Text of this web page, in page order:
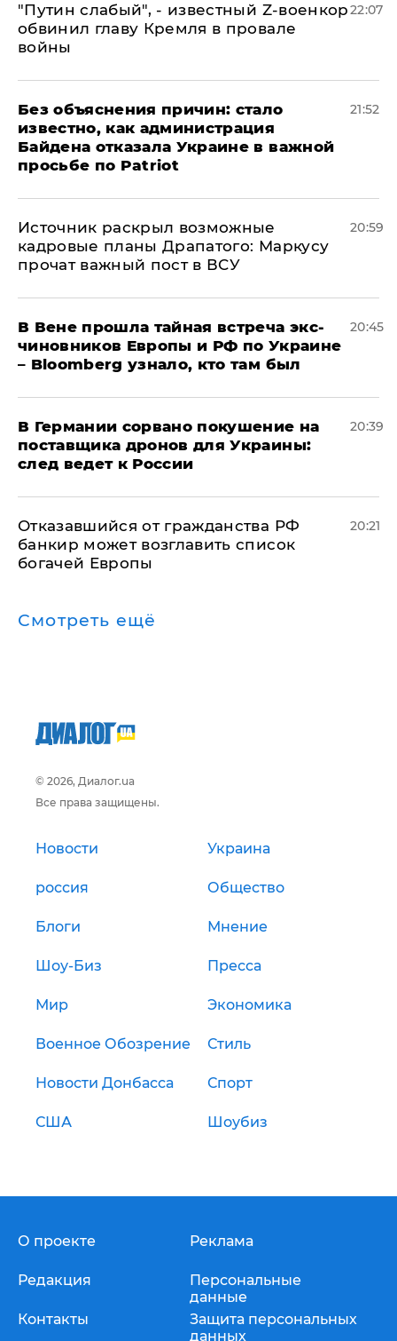
​"Путин слабый", - известный Z-военкор
обвинил главу Кремля в провале
войны
22:07
Без объяснения причин: стало
известно, как администрация
Байдена отказала Украине в важной
просьбе по Patriot
21:52
​Источник раскрыл возможные
кадровые планы Драпатого: Маркусу
прочат важный пост в ВСУ
20:59
В Вене прошла тайная встреча экс-
чиновников Европы и РФ по Украине
– Bloomberg узнало, кто там был
20:45
​В Германии сорвано покушение на
поставщика дронов для Украины:
след ведет к России
20:39
Отказавшийся от гражданства РФ
банкир может возглавить список
богачей Европы
20:21
Смотреть ещё
© 2026, Диалог.ua
Все права защищены.
Новости Украина
россия Общество
Блоги Мнение
Шоу-Биз Пресса
Мир Экономика
Военное Обозрение Стиль
Новости Донбасса Спорт
США Шоубиз
О проекте
Редакция
Контакты
Реклама
Персональные
данные
Защита персональных
данных